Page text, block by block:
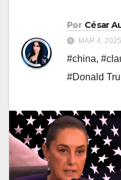
Por César
MAR 4, 2025
#china,
#Donald